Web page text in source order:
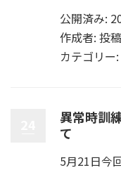
公開済み:
作成者: 投
カテゴリー:
異常時訓
て 高
5月21日今